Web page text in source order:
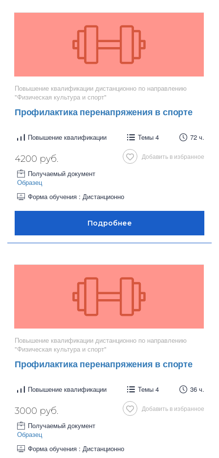
Повышение квалификации дистанционно по направлению
"Физическая культура и спорт"
Профилактика перенапряжения в спорте
Повышение квалификации Темы 4 72 ч.
Добавить в избранное
4200 руб.
Получаемый документ
Образец
Форма обучения : Дистанционно
Повышение квалификации дистанционно по направлению
"Физическая культура и спорт"
Профилактика перенапряжения в спорте
Повышение квалификации Темы 4 36 ч.
Добавить в избранное
3000 руб.
Получаемый документ
Образец
Форма обучения : Дистанционно